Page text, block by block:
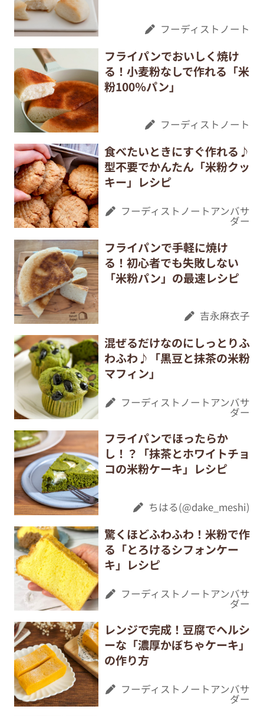
フーディストノート
フライパンでおいしく焼け
る！小麦粉なしで作れる「米
粉100％パン」
フーディストノート
食べたいときにすぐ作れる♪
型不要でかんたん「米粉クッ
キー」レシピ
フーディストノートアンバサ
ダー
フライパンで手軽に焼け
る！初心者でも失敗しない
「米粉パン」の最速レシピ
吉永麻衣子
混ぜるだけなのにしっとりふ
わふわ♪「黒豆と抹茶の米粉
マフィン」
フーディストノートアンバサ
ダー
フライパンでほったらか
し！？「抹茶とホワイトチョ
コの米粉ケーキ」レシピ
ちはる(@dake_meshi)
驚くほどふわふわ！米粉で作
る「とろけるシフォンケー
キ」レシピ
フーディストノートアンバサ
ダー
レンジで完成！豆腐でヘルシ
ーな「濃厚かぼちゃケーキ」
の作り方
フーディストノートアンバサ
ダー